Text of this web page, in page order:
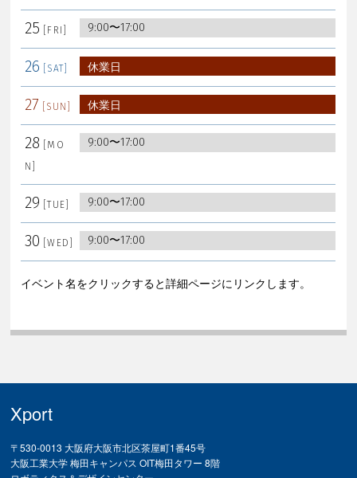
25 9:00〜17:00
26 休業日
27 休業日
28 9:00〜17:00
29 9:00〜17:00
30 9:00〜17:00
イベント名をクリックすると詳細ページにリンクします。
Xport
〒530-0013 大阪府大阪市北区茶屋町1番45号
大阪工業大学 梅田キャンパス OIT梅田タワー 8階